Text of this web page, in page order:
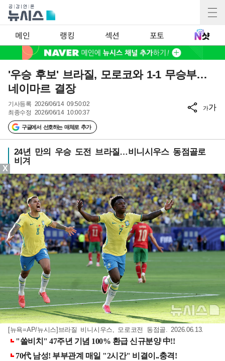
메인 랭킹 섹션 포토
'우승 후보' 브라질, 모로코와 1-1 무승부…
네이마르 결장
기사등록 2026/06/14 09:50:02
최종수정 2026/06/14 10:00:37
구글에서 선호하는 매체로 추가
가가
24년 만의 우승 도전 브라질…비니시우스 동점골로
비겨
[뉴욕=AP/뉴시스]브라질 비니시우스, 모로코전 동점골. 2026.06.13.
X